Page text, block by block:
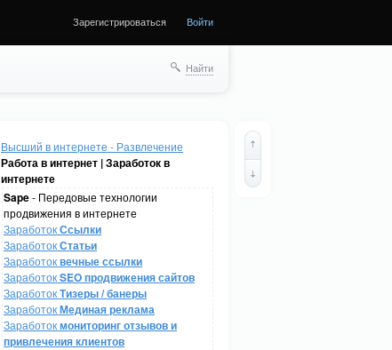
Зарегистрироваться Войти
Найти
Высший в интернете - Развлечение
Работа в интернет | Заработок в
интернете
Sape- Передовые технологии
продвижения в интернете
ЗаработокСсылки
ЗаработокСтатьи
Заработоквечные ссылки
ЗаработокSEO продвижения сайтов
ЗаработокТизеры / банеры
ЗаработокМединая реклама
Заработокмониторинг отзывов и
привлечения клиентов